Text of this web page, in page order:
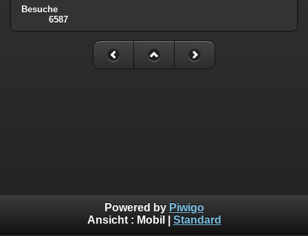
Besuche
6587
Powered by Piwigo
Ansicht : Mobil Standard